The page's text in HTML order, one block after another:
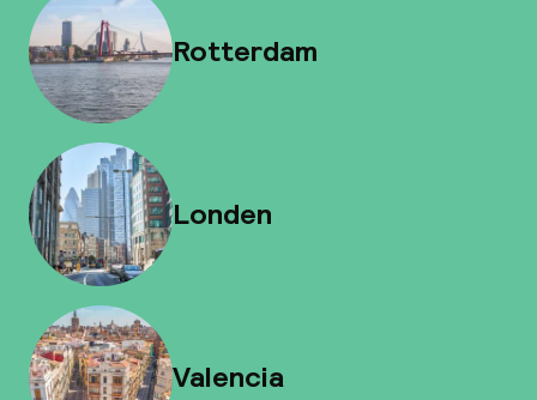
Rotterdam
Londen
Valencia